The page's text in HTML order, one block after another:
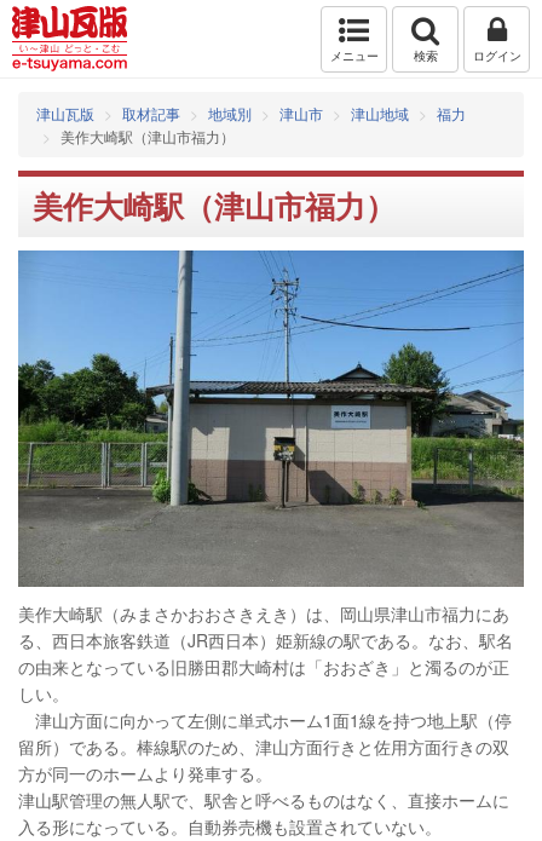
メニュー 検索 ログイン
津山瓦版 取材記事 地域別 津山市 津山地域
福力
美作大崎駅（津山市福力）
美作大崎駅（津山市福力）
美作大崎駅（みまさかおおさきえき）は、岡山県津山市福力にあ
る、西日本旅客鉄道（JR西日本）姫新線の駅である。なお、駅名
の由来となっている旧勝田郡大崎村は「おおざき」と濁るのが正
しい。
津山方面に向かって左側に単式ホーム1面1線を持つ地上駅（停
留所）である。棒線駅のため、津山方面行きと佐用方面行きの双
方が同一のホームより発車する。
津山駅管理の無人駅で、駅舎と呼べるものはなく、直接ホームに
入る形になっている。自動券売機も設置されていない。